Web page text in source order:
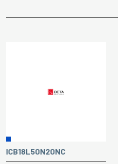
ICB18L50N20NC